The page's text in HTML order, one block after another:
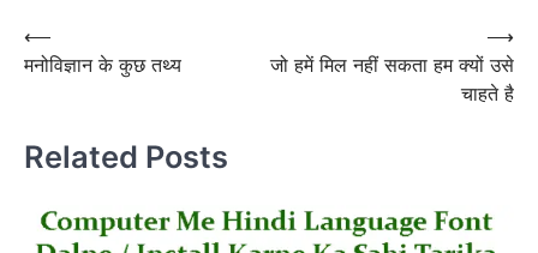
Post
navigation
⟵
मनोविज्ञान के कुछ तथ्य
जो हमें मिल नहीं सकता हम क्यों उसे
चाहते है
⟶
Related Posts